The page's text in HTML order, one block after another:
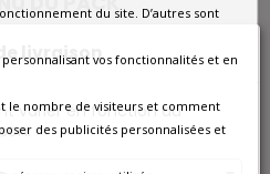
livraison
varier en fonction du
PESSAC-LÉOGNAN
DE GRAVES BLANC 2024
2ÈME VIN DE CHÂTEAU
MARGAUX 2023
du site. D’autres sont
vos fonctionnalités et en
le nombre de visiteurs et comment
des publicités personnalisées et